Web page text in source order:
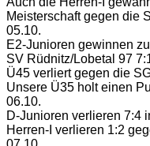
Meisterschaft gegen die
05.10.
E2-Junioren gewinnen
SV Rüdnitz/Lobetal 97
Ü45 verliert gegen die
Unsere Ü35 holt einen
06.10.
D-Junioren verlieren 7:4
Herren-I verlieren 1:2